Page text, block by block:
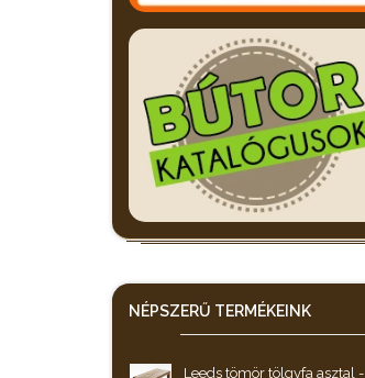
NÉPSZERŰ TERMÉKEINK
Leeds tömör tölgyfa asztal -